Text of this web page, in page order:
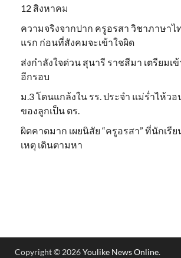
12 สิงหาคม
ความจริงจากปาก ครูอรสา วิชาภาษาไ
แรก ก่อนที่สังคมจะเข้าใจผิด
ส่งกำลังใจด่วน สุนารี ราชสีมา เตรียมเ
อีกรอบ
ม.3 โดนแกล้งใน รร. ประจำ แม่ร่ำไห้ว
ของลูกเป็น ตร.
ผิดคาดมาก เผยนิสัย “ครูอรสา” ที่นักเรี
เหตุ เดินตามหา
Copyright © 2026Youlike News Online.